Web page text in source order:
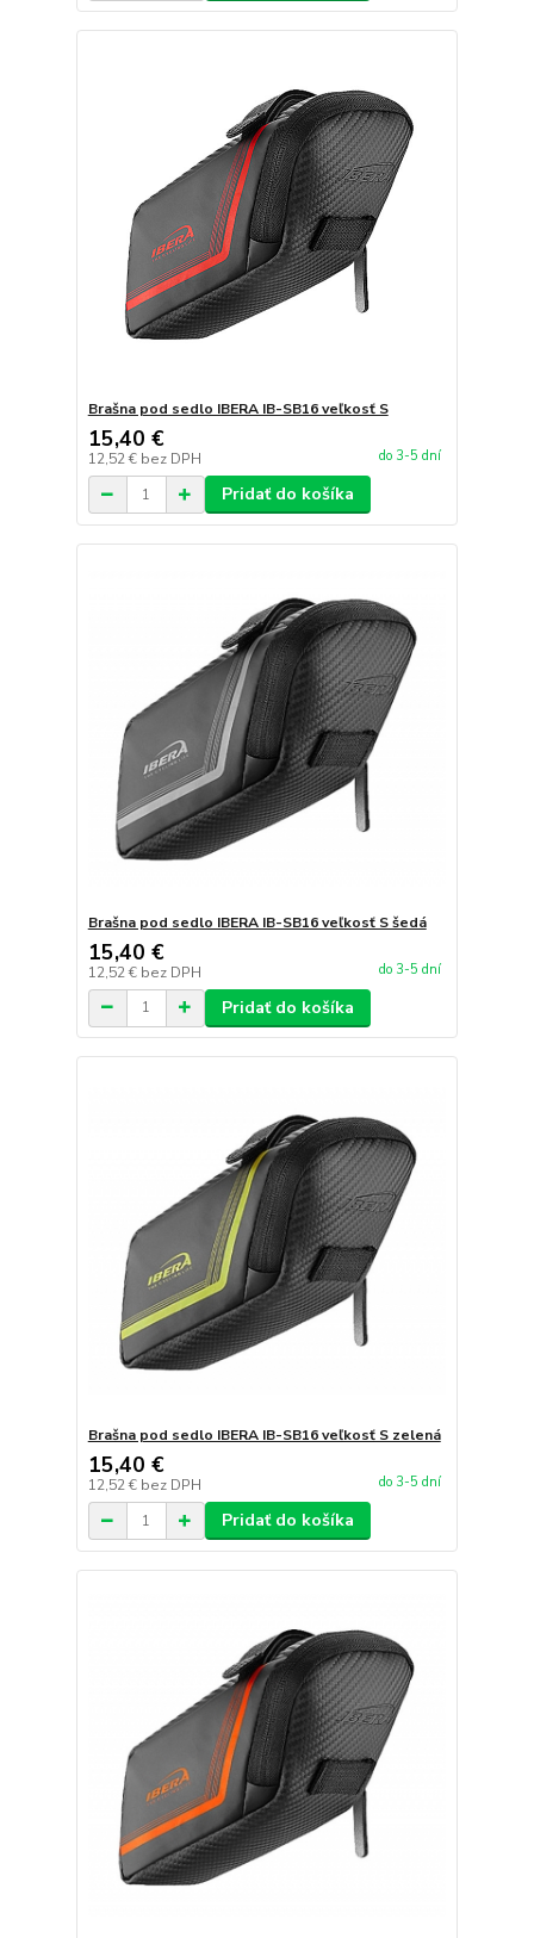
Brašna pod sedlo IBERA IB-SB16 veľkosť S
15,40 €
12,52 € bez DPH do 3-5 dní
Pridať do košíka
Brašna pod sedlo IBERA IB-SB16 veľkosť S šedá
15,40 €
12,52 € bez DPH do 3-5 dní
Pridať do košíka
Brašna pod sedlo IBERA IB-SB16 veľkosť S zelená
15,40 €
12,52 € bez DPH do 3-5 dní
Pridať do košíka